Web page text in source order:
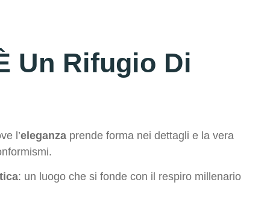
Un Rifugio Di
l’eleganza prende forma nei dettagli e la vera
: un luogo che si fonde con il respiro millenario